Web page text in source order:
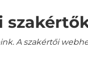
A szakértői